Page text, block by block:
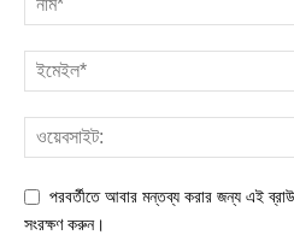
পরবর্তীতে আবার মন্তব্য করার জন্য এই
সংরক্ষণ করুন।